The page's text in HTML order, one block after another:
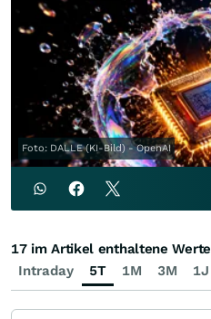
Foto: DALLE (KI-Bild) - OpenAI
Intraday 5T 1M 3M 1J
17 im Artikel enthaltene Werte